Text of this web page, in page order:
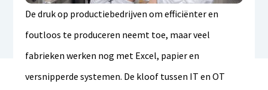
De druk op productiebedrijven om efficiënter en
foutloos te produceren neemt toe, maar veel
fabrieken werken nog met Excel, papier en
versnipperde systemen. De kloof tussen IT en OT